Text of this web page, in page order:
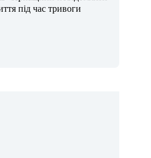
під час тривоги